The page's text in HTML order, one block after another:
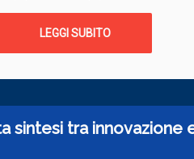
LEGGI SUBITO
sintesi tra innovazione